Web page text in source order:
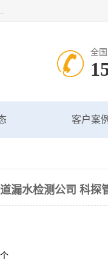
道安装维修，室内外管道如消防、供水、供热管道漏水检测定位，室内外防水堵漏等。
全
客户案例
漏水检测公司 科探